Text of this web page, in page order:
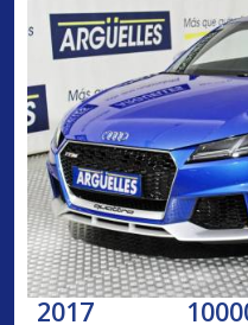
2017